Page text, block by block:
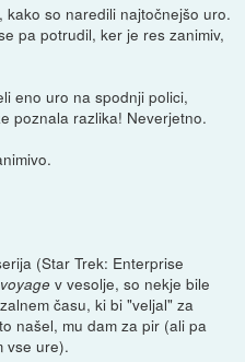
so naredili najtočnejšo uro.
pa potrudil, ker je res zanimiv,
eno uro na spodnji polici,
poznala razlika! Neverjetno.
(Star Trek: Enterprise
voyage v vesolje, so nekje bile
času, ki bi "veljal" za
našel, mu dam za pir (ali pa
vse ure).